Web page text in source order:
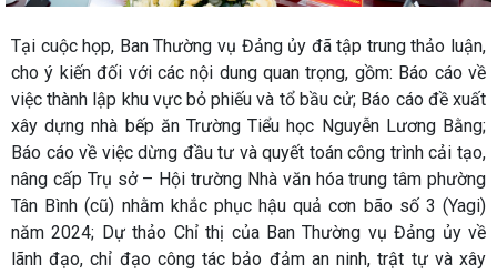
Tại cuộc họp, Ban Thường vụ Đảng ủy đã tập trung thảo luận,
cho ý kiến đối với các nội dung quan trọng, gồm: Báo cáo về
việc thành lập khu vực bỏ phiếu và tổ bầu cử; Báo cáo đề xuất
xây dựng nhà bếp ăn Trường Tiểu học Nguyễn Lương Bằng;
Báo cáo về việc dừng đầu tư và quyết toán công trình cải tạo,
nâng cấp Trụ sở – Hội trường Nhà văn hóa trung tâm phường
Tân Bình (cũ) nhằm khắc phục hậu quả cơn bão số 3 (Yagi)
năm 2024; Dự thảo Chỉ thị của Ban Thường vụ Đảng ủy về
lãnh đạo, chỉ đạo công tác bảo đảm an ninh, trật tự và xây